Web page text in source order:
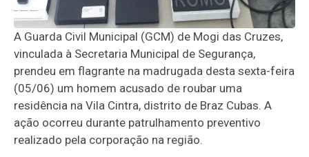
A Guarda Civil Municipal (GCM) de Mogi das Cruzes,
vinculada à Secretaria Municipal de Segurança,
prendeu em flagrante na madrugada desta sexta-feira
(05/06) um homem acusado de roubar uma
residência na Vila Cintra, distrito de Braz Cubas. A
ação ocorreu durante patrulhamento preventivo
realizado pela corporação na região.